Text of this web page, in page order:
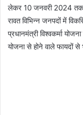
लेकर 10 जनवरी 2024 तक
रावत विभिन्न जनपदों में
प्रधानमंत्री विश्वकर्मा
योजना से होने वाले फायदों